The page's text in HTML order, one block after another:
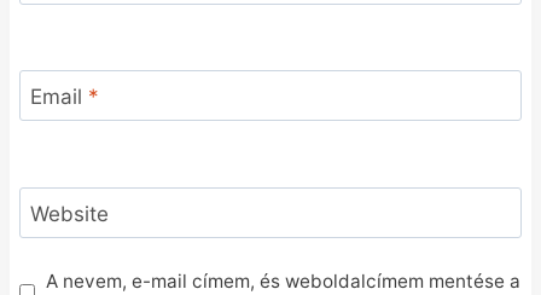
Email *
Website
A nevem, e-mail címem, és weboldalcímem mentése a